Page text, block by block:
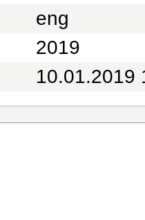
eng
2019
10.01.2019